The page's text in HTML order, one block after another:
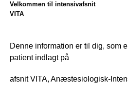
Velkommen til intensivafsnit
VITA
Denne information er til dig, som
patient indlagt på
afsnit VITA, Anæstesiologisk-